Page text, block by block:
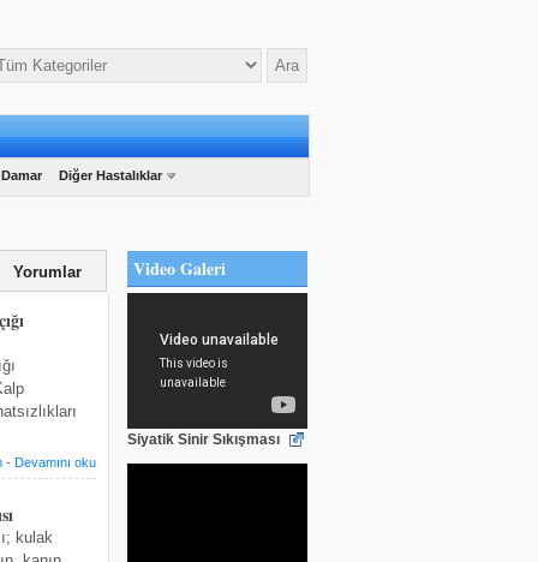
Diğer Hastalıklar
Yorumlar
- Devamını oku
kulak
Video Galeri
Siyatik Sinir Sıkışması